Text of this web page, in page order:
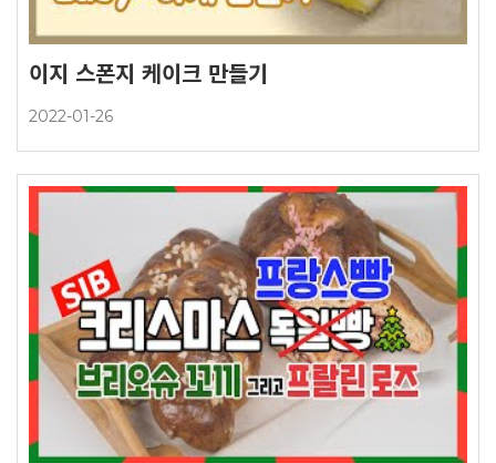
이지 스폰지 케이크 만들기
2022-01-26